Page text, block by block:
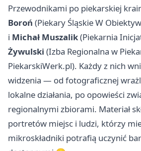
Przewodnikami po piekarskiej
Boroń (Piekary Śląskie W
i Michał Muszalik(Piekarnia
Żywulski (Izba Regionalna w
PiekarskiWerk.pl). Każdy z nich
widzenia — od fotograficznej
lokalne działania, po opowieści
regionalnymi zbiorami. Materiał
portretów miejsc i ludzi, którzy
mikroskładniki potrafią uczynić